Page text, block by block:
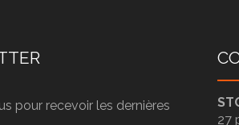
pour recevoir les dernières
27